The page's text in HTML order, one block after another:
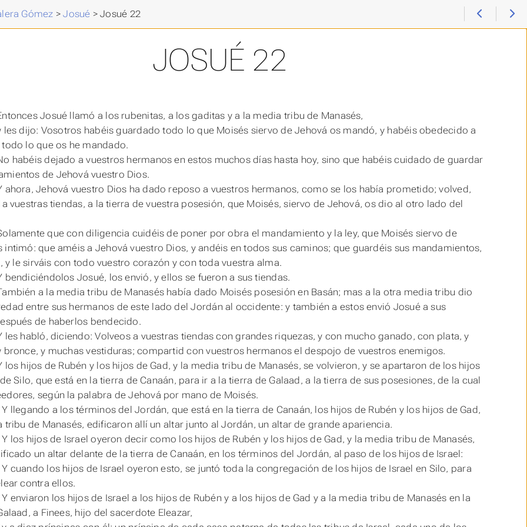
Gómez >Josué >Josué 22
JOSUÉ 22
Josué llamó a los rubenitas, a los gaditas y a la media tribu de Manasés,
les dijo: Vosotros habéis guardado todo lo que Moisés siervo de Jehová os mandó, y habéis obedecido a
todo lo que os he mandado.
habéis dejado a vuestros hermanos en estos muchos días hasta hoy, sino que habéis cuidado de guardar
de Jehová vuestro Dios.
ahora, Jehová vuestro Dios ha dado reposo a vuestros hermanos, como se los había prometido; volved,
a vuestras tiendas, a la tierra de vuestra posesión, que Moisés, siervo de Jehová, os dio al otro lado del
que con diligencia cuidéis de poner por obra el mandamiento y la ley, que Moisés siervo de
intimó: que améis a Jehová vuestro Dios, y andéis en todos sus caminos; que guardéis sus mandamientos,
y le sirváis con todo vuestro corazón y con toda vuestra alma.
bendiciéndolos Josué, los envió, y ellos se fueron a sus tiendas.
a la media tribu de Manasés había dado Moisés posesión en Basán; mas a la otra mediatribu dio
entre sus hermanos de este lado del Jordán al occidente: y también a estos envió Josué a sus
de haberlos bendecido.
les habló, diciendo: Volveos a vuestras tiendas con grandes riquezas, y con mucho ganado, con plata, y
bronce, y muchas vestiduras; compartid con vuestros hermanos el despojo de vuestros enemigos.
los hijos de Rubén y los hijos de Gad, y la media tribu de Manasés, se volvieron, y se apartaron de los hijos
Silo, que está en la tierra de Canaán, para ir a la tierra de Galaad, a la tierra de sus posesiones, de la cual
según la palabra de Jehová por mano de Moisés.
Y llegando a los términos del Jordán, que está en la tierra de Canaán, los hijos de Rubén y los hijos de Gad,
tribu de Manasés, edificaron allí un altar junto al Jordán, un altar de grande apariencia.
los hijos de Israel oyeron decir como los hijos de Rubén y los hijos de Gad, y la media tribu de Manasés,
un altar delante de la tierra de Canaán, en los términos del Jordán, al paso de los hijos de Israel:
Y cuando los hijos de Israel oyeronesto, se juntó toda la congregación de los hijos de Israel en Silo, para
contra ellos.
enviaron los hijos de Israel a los hijos de Rubén y a los hijos de Gad y a la media tribu de Manasés en la
a Finees, hijo del sacerdote Eleazar,